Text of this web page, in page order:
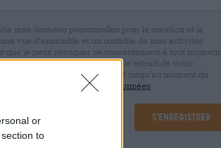
or
to
mes données personnelles pour la création et la
vue d’ensemble et un contrôle de mes activités
que je peux révoquer ce consentement à tout moment
Nous vous informons que le retrait de votre
base de votre consentement jusqu’au moment du
déclaration de protection des données
S’enregistrer